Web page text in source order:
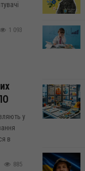
1 093
у
в
885